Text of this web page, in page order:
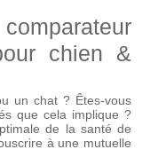
chien &
un chat ? Êtes-vous
que cela implique ?
de la santé de
à une mutuelle